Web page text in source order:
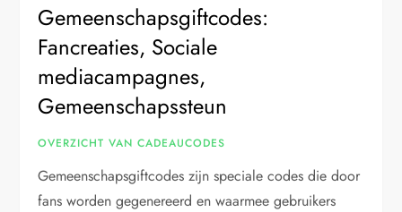
Gemeenschapsgiftcodes:
Fancreaties, Sociale
mediacampagnes,
Gemeenschapssteun
OVERZICHT VAN CADEAUCODES
Gemeenschapsgiftcodes zijn speciale codes die door
fans worden gegenereerd en waarmee gebruikers